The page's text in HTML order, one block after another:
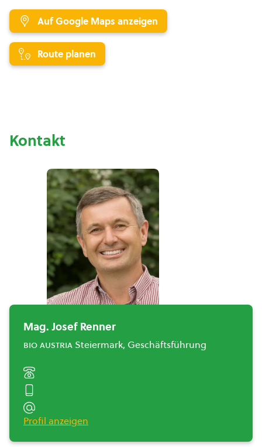
Auf Google Maps anzeigen
Route planen
Kontakt
Mag. Josef Renner
bio austria Steiermark, Geschäftsführung
Profil anzeigen